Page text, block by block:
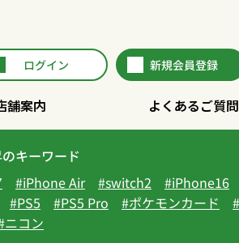
ログイン 新規会員登録
舗案内 よくあるご質問
キーワード
iPhone Air switch2 iPhone16
PS5 PS5 Pro ポケモンカード
ニコン